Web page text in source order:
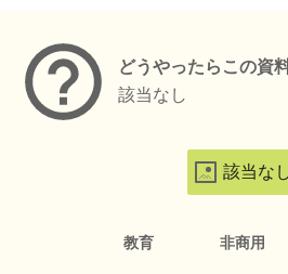
どうやったらこの資
該当なし
該当な
教育 非商用